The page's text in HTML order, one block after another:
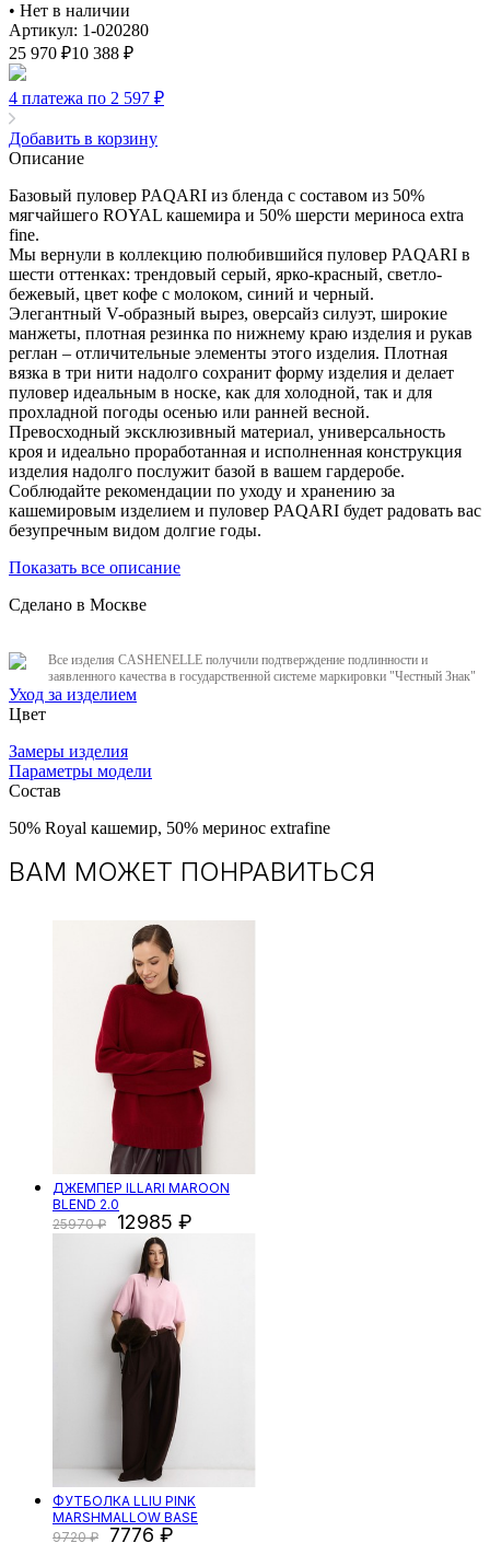
• Нет в наличии
Артикул: 1-020280
25 970 ₽10 388 ₽
4 платежа по 2 597 ₽
Добавить в корзину
Описание
Базовый пуловер PAQARI из бленда с составом из 50%
мягчайшего ROYAL кашемира и 50% шерсти мериноса extra
fine.
Мы вернули в коллекцию полюбившийся пуловер PAQARI в
шести оттенках: трендовый серый, ярко-красный, светло-
бежевый, цвет кофе с молоком, синий и черный.
Элегантный V-образный вырез, оверсайз силуэт, широкие
манжеты, плотная резинка по нижнему краю изделия и рукав
реглан – отличительные элементы этого изделия. Плотная
вязка в три нити надолго сохранит форму изделия и делает
пуловер идеальным в носке, как для холодной, так и для
прохладной погоды осенью или ранней весной.
Превосходный эксклюзивный материал, универсальность
кроя и идеально проработанная и исполненная конструкция
изделия надолго послужит базой в вашем гардеробе.
Соблюдайте рекомендации по уходу и хранению за
кашемировым изделием и пуловер PAQARI будет радовать вас
безупречным видом долгие годы.
Показать все описание
Сделано в Москве
Все изделия CASHENELLE получили подтверждение подлинности и
заявленного качества в государственной системе маркировки "Честный Знак"
Уход за изделием
Цвет
Замеры изделия
Параметры модели
Состав
50% Royal кашемир, 50% меринос extrafine
ВАМ МОЖЕТ ПОНРАВИТЬСЯ
ДЖЕМПЕР ILLARI MAROON
BLEND 2.0
25970
12985
ФУТБОЛКА LLIU PINK
MARSHMALLOW BASE
9720
7776